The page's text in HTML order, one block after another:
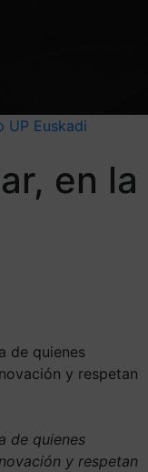
UP Euskadi
en la
de quienes
y respetan
de quienes
y respetan